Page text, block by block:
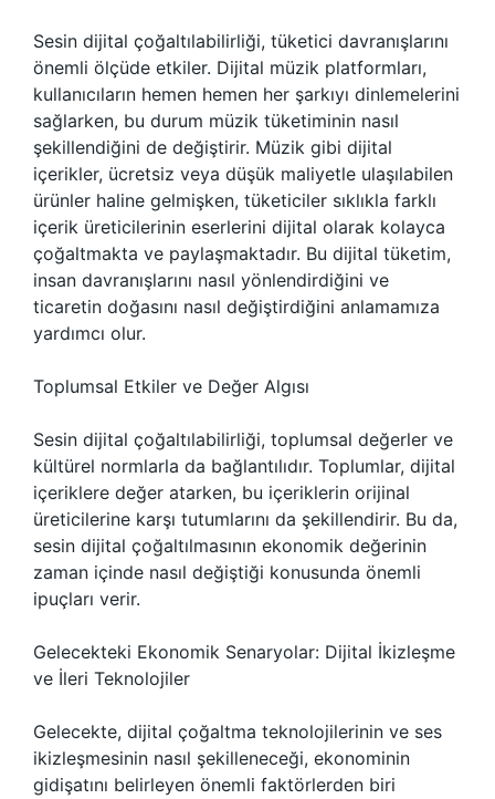
Sesin dijital çoğaltılabilirliği, tüketici davranışlarını
önemli ölçüde etkiler. Dijital müzik platformları,
kullanıcıların hemen hemen her şarkıyı dinlemelerini
sağlarken, bu durum müzik tüketiminin nasıl
şekillendiğini de değiştirir. Müzik gibi dijital
içerikler, ücretsiz veya düşük maliyetle ulaşılabilen
ürünler haline gelmişken, tüketiciler sıklıkla farklı
içerik üreticilerinin eserlerini dijital olarak kolayca
çoğaltmakta ve paylaşmaktadır. Bu dijital tüketim,
insan davranışlarını nasıl yönlendirdiğini ve
ticaretin doğasını nasıl değiştirdiğini anlamamıza
yardımcı olur.
Toplumsal Etkiler ve Değer Algısı
Sesin dijital çoğaltılabilirliği, toplumsal değerler ve
kültürel normlarla da bağlantılıdır. Toplumlar, dijital
içeriklere değer atarken, bu içeriklerin orijinal
üreticilerine karşı tutumlarını da şekillendirir. Bu da,
sesin dijital çoğaltılmasının ekonomik değerinin
zaman içinde nasıl değiştiği konusunda önemli
ipuçları verir.
Gelecekteki Ekonomik Senaryolar: Dijital İkizleşme
ve İleri Teknolojiler
Gelecekte, dijital çoğaltma teknolojilerinin ve ses
ikizleşmesinin nasıl şekilleneceği, ekonominin
gidişatını belirleyen önemli faktörlerden biri